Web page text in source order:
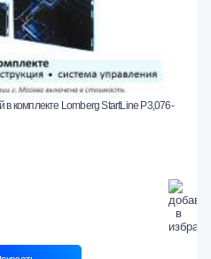
комплекте Lomberg StartLine P3,076-